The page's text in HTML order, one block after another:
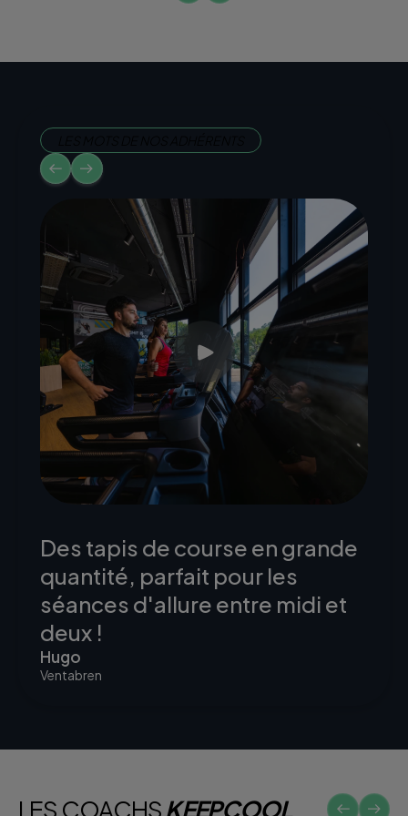
Des tapis de course en grande
quantité, parfait pour les
séances d'allure entre midi et
deux !
Hugo
Ventabren
LES COACHSKEEPCOOL